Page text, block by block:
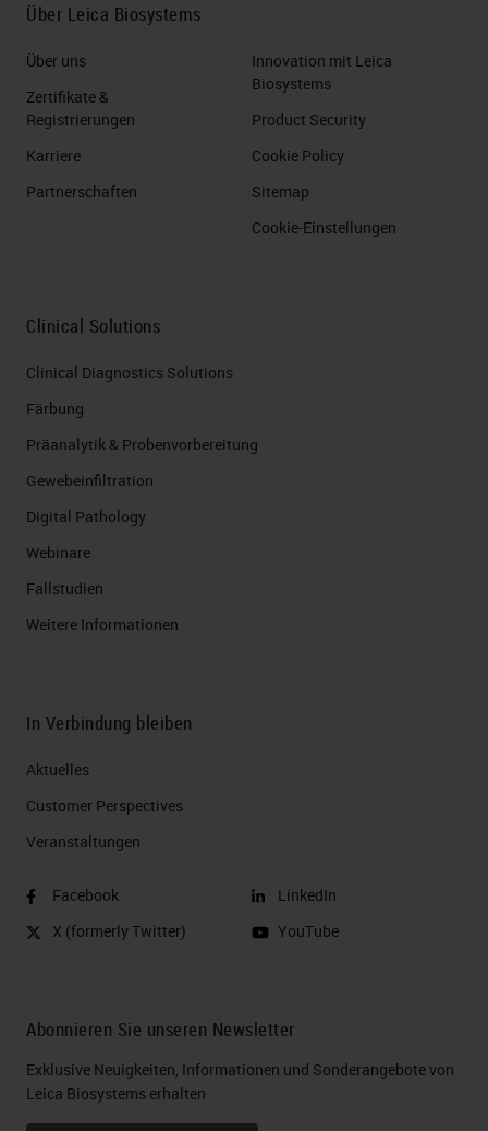
Über Leica Biosystems
Über uns
Zertifikate &
Registrierungen
Karriere
Partnerschaften
Innovation mit Leica
Biosystems
Product Security
Cookie Policy
Sitemap
Cookie-Einstellungen
Clinical Solutions
Clinical Diagnostics Solutions
Färbung
Präanalytik & Probenvorbereitung
Gewebeinfiltration
Digital Pathology
Webinare
Fallstudien
Weitere Informationen
In Verbindung bleiben
Aktuelles
Customer Perspectives​
Veranstaltungen
Facebook
X (formerly Twitter)
LinkedIn
YouTube
Abonnieren Sie unseren Newsletter
Exklusive Neuigkeiten, Informationen und Sonderangebote von
Leica Biosystems erhalten